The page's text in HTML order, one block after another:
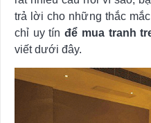
trả lời cho những thắc
chỉ uy tínđể mua tranh
viết dưới đây.